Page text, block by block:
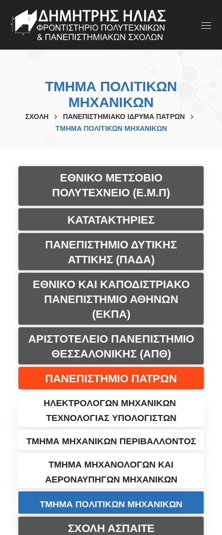
ΤΜΗΜΑ ΠΟΛΙΤΙΚΩΝ
ΜΗΧΑΝΙΚΩΝ
ΣΧΟΛΗ
ΠΑΝΕΠΙΣΤΗΜΙΑΚΟ ΙΔΡΥΜΑ ΠΑΤΡΩΝ
ΤΜΗΜΑ ΠΟΛΙΤΙΚΩΝ ΜΗΧΑΝΙΚΩΝ
ΕΘΝΙΚΟ ΜΕΤΣΟΒΙΟ
ΠΟΛΥΤΕΧΝΕΙΟ (Ε.Μ.Π)
ΚΑΤΑΤΑΚΤΗΡΙΕΣ
ΠΑΝΕΠΙΣΤΗΜΙΟ ΔΥΤΙΚΗΣ
ΑΤΤΙΚΗΣ (ΠΑΔΑ)
ΕΘΝΙΚΟ ΚΑΙ ΚΑΠΟΔΙΣΤΡΙΑΚΟ
ΠΑΝΕΠΙΣΤΗΜΙΟ ΑΘΗΝΩΝ
(ΕΚΠΑ)
ΑΡΙΣΤΟΤΕΛΕΙΟ ΠΑΝΕΠΙΣΤΗΜΙΟ
ΘΕΣΣΑΛΟΝΙΚΗΣ (ΑΠΘ)
ΠΑΝΕΠΙΣΤΗΜΙΟ ΠΑΤΡΩΝ
ΗΛΕΚΤΡΟΛΟΓΩΝ ΜΗΧΑΝΙΚΩΝ
ΤΕΧΝΟΛΟΓΙΑΣ ΥΠΟΛΟΓΙΣΤΩΝ
ΤΜΗΜΑ ΜΗΧΑΝΙΚΩΝ ΠΕΡΙΒΑΛΛΟΝΤΟΣ
ΤΜΗΜΑ ΜΗΧΑΝΟΛΟΓΩΝ ΚΑΙ
ΑΕΡΟΝΑΥΠΗΓΩΝ ΜΗΧΑΝΙΚΩΝ
ΤΜΗΜΑ ΠΟΛΙΤΙΚΩΝ ΜΗΧΑΝΙΚΩΝ
ΣΧΟΛΗ ΑΣΠΑΙΤΕ